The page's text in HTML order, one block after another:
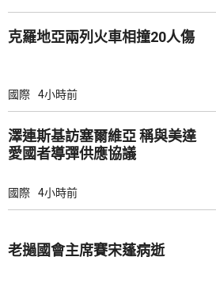
克羅地亞兩列火車相撞20人傷
國際 4小時前
澤連斯基訪塞爾維亞 稱與美達
愛國者導彈供應協議
國際 4小時前
老撾國會主席賽宋蓬病逝